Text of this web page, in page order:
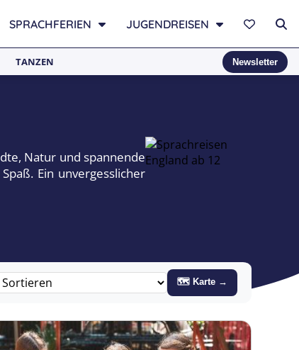
SPRACHFERIEN JUGENDREISEN
TANZEN Newsletter
Natur und spannende
Ein unvergesslicher
🗺 Karte →